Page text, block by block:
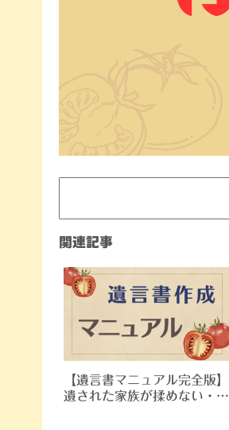
関連記事
【遺言書マニュアル完全版】
遺された家族が揉めない・無